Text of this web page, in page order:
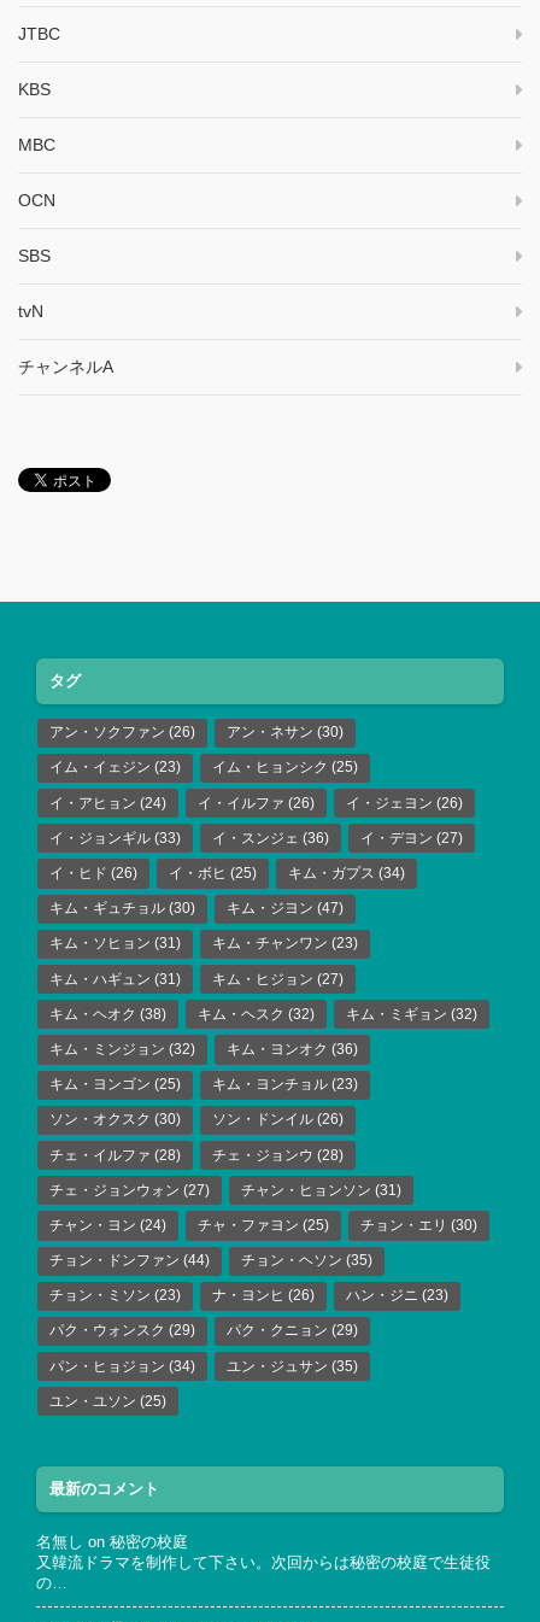
JTBC
KBS
MBC
OCN
SBS
tvN
チャンネルA
タグ
アン・ソクファン (26) アン・ネサン (30)
イム・イェジン (23) イム・ヒョンシク (25)
イ・アヒョン (24) イ・イルファ (26) イ・ジェヨン (26)
イ・ジョンギル (33) イ・スンジェ (36) イ・デヨン (27)
イ・ヒド (26) イ・ボヒ (25) キム・ガプス (34)
キム・ギュチョル (30) キム・ジヨン (47)
キム・ソヒョン (31) キム・チャンワン (23)
キム・ハギュン (31) キム・ヒジョン (27)
キム・ヘオク (38) キム・ヘスク (32) キム・ミギョン (32)
キム・ミンジョン (32) キム・ヨンオク (36)
キム・ヨンゴン (25) キム・ヨンチョル (23)
ソン・オクスク (30) ソン・ドンイル (26)
チェ・イルファ (28) チェ・ジョンウ (28)
チェ・ジョンウォン (27) チャン・ヒョンソン (31)
チャン・ヨン (24) チャ・ファヨン (25) チョン・エリ (30)
チョン・ドンファン (44) チョン・ヘソン (35)
チョン・ミソン (23) ナ・ヨンヒ (26) ハン・ジニ (23)
パク・ウォンスク (29) パク・クニョン (29)
パン・ヒョジョン (34) ユン・ジュサン (35)
ユン・ユソン (25)
最新のコメント
名無し on 秘密の校庭
又韓流ドラマを制作して下さい。次回からは秘密の校庭で生徒役
の…